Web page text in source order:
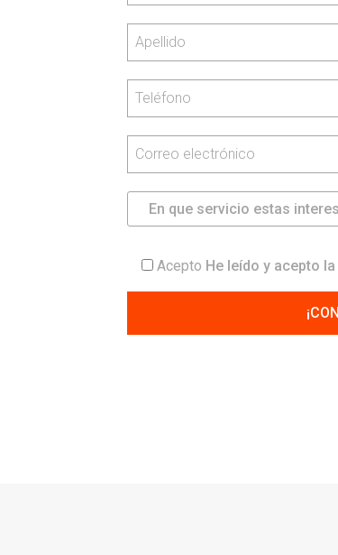
Acepto He leído y acepto la